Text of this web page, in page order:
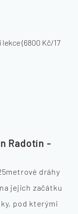
(6800 Kč/17
Radotín -
dráhy
jejich začátku
pod kterými